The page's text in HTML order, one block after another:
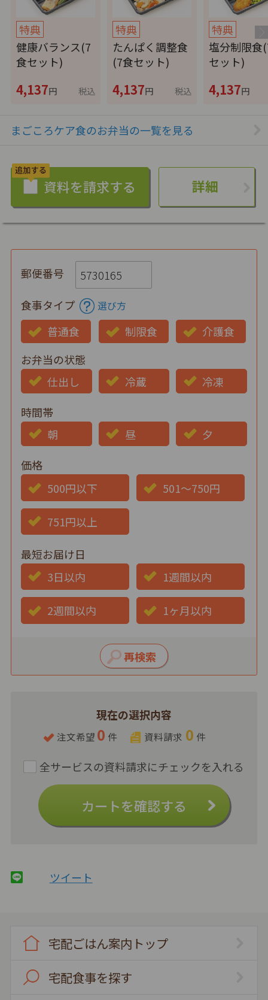
特典
健康バランス(7
食セット)
4,137円 税込
特典
たんぱく調整食
(7食セット)
4,137円 税込
特典
塩分制限食
セット)
4,137円
まごころケア食のお弁当の一覧を見る
詳細
現在の選択内容
注文希望 0 件 資料請求 0 件
カートを確認する
郵便番号
食事タイプ 選び方
普通食 制限食
介護食
お弁当の状態
仕出し
冷蔵
冷凍
時間帯
朝
昼
夕
価格
500円以下
501～750円
751円以上
最短お届け日
3日以内
1週間以内
2週間以内 1ヶ月以内
ツイート
宅配ごはん案内トップ
宅配食事を探す